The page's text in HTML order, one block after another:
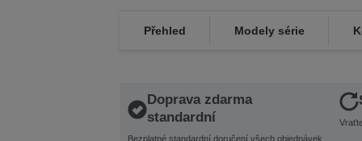
Přehled Modely série
Doprava zdarma
standardní
Bezplatné standardní doručení všech objednávek